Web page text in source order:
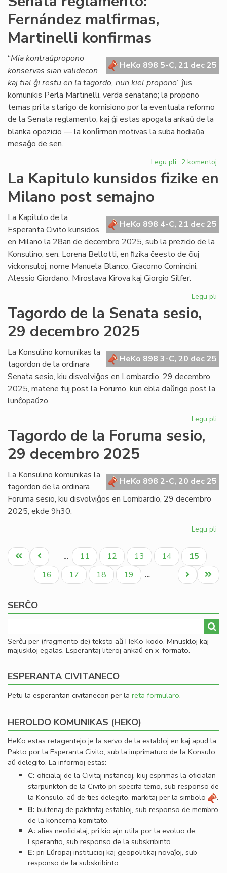
Fernández malfirmas,
Martinelli konfirmas
HeKo 898 5-C, 21 dec 25
“Mia kontraŭpropono
konservas sian validecon
kaj tial ĝi restu en la tagordo, nun kiel propono” ĵus
komunikis Perla Martinelli, verda senatano; la propono
temas pri la starigo de komisiono por la eventuala reformo
de la Senata reglamento, kaj ĝi estas apogata ankaŭ de la
blanka opozicio — la konﬁrmon motivas la suba hodiaŭa
mesaĝo de sen.
Legu pli pri
Senata
reglamento:
Martinelli
konfirmas
2 komentoj
La Kapitulo kunsidos fizike en
Milano post semajno
HeKo 898 4-C, 21 dec 25
La Kapitulo de la
Esperanta Civito kunsidos
en Milano la 28an de decembro 2025, sub la prezido de la
Konsulino, sen. Lorena Bellotti, en ﬁzika ĉeesto de ĉiuj
vickonsuloj, nome Manuela Blanco, Giacomo Comincini,
Alessio Giordano, Miroslava Kirova kaj Giorgio Silfer.
Legu pli
en
Tagordo de la Senata sesio,
29 decembro 2025
HeKo 898 3-C, 20 dec 25
La Konsulino komunikas la
tagordon de la ordinara
Senata sesio, kiu disvolviĝos en Lombardio, 29 decembro
2025, matene tuj post la Forumo, kun ebla daŭrigo post la
lunĉopaŭzo.
Legu pli
Tagordo de la Foruma sesio,
29 decembro 2025
HeKo 898 2-C, 20 dec 25
La Konsulino komunikas la
tagordon de la ordinara
Foruma sesio, kiu disvolviĝos en Lombardio, 29 decembro
2025, ekde 9h30.
Legu pli
Pagination
Unua
paĝo
Antaŭa
paĝo
… Paĝo
11 Paĝo
12 Paĝo
13 Paĝo
14
Aktuala
paĝo
15
Paĝo
16 Paĝo
17 Paĝo
18 Paĝo
19 …
Last
page
Next
page
SERĈO
Serĉu per (fragmento de) teksto aŭ HeKo-kodo. Minuskloj kaj
majuskloj egalas. Esperantaj literoj ankaŭ en x-formato.
ESPERANTA CIVITANECO
Petu la esperantan civitanecon per la reta formularo.
HEROLDO KOMUNIKAS (HEKO)
HeKo estas retagentejo je la servo de la establoj en kaj apud la
Pakto por la Esperanta Civito, sub la imprimaturo de la Konsulo
aŭ delegito. La informoj estas:
C: oﬁcialaj de la Civitaj instancoj, kiuj esprimas la oﬁcialan
starpunkton de la Civito pri specifa temo, sub responso de
la Konsulo, aŭ de ties delegito, markitaj per la simbolo
.
B: bultenaj de paktintaj establoj, sub responso de membro
de la koncerna komitato.
A: alies neoﬁcialaj, pri kio ajn utila por la evoluo de
Esperantio, sub responso de la subskribinto.
E: pri Eŭropaj institucioj kaj geopolitikaj novaĵoj, sub
responso de la subskribinto.